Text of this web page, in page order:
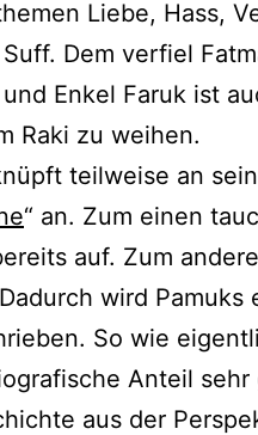
Liebe, Hass,
Dem verfiel
Enkel Faruk ist
Raki zu weihen.
teilweise an
“ an. Zum einen
auf. Zum
wird Pamuks
So wie
Anteil sehr
aus der